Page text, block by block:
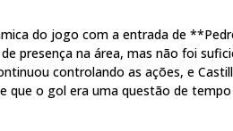
do jogo com a entrada de
presença na área, mas não foi
controlando as ações, e
que o gol era uma questão de